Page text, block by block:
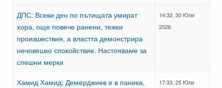
ДПС: Всеки ден по пътищата умират
хора, още повече ранени, тежки
произшествия, а властта демонстрира
нечовешко спокойствие. Настояваме за
спешни мерки
14:32, 30 Юли
2026
Хамид Хамид: Демерджиев е в паника,
17:33, 25 Юли